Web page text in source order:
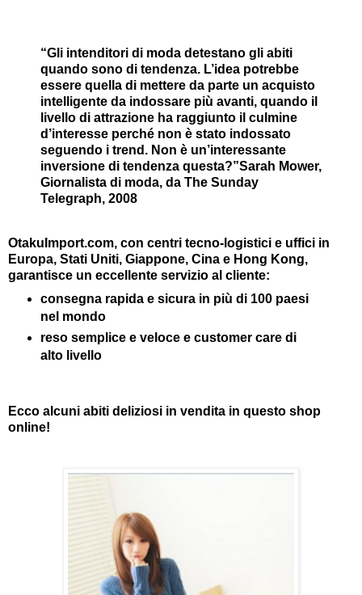
“Gli intenditori di moda detestano gli abiti
quando sono di tendenza. L’idea potrebbe
essere quella di mettere da parte un acquisto
intelligente da indossare più avanti, quando il
livello di attrazione ha raggiunto il culmine
d’interesse perché non è stato indossato
seguendo i trend. Non è un’interessante
inversione di tendenza questa?”Sarah Mower,
Giornalista di moda, da The Sunday
Telegraph, 2008
OtakuImport.com, con centri tecno-logistici e uffici in
Europa, Stati Uniti, Giappone, Cina e Hong Kong,
garantisce un eccellente servizio al cliente:
consegna rapida e sicura in più di 100 paesi
nel mondo
reso semplice e veloce e customer care di
alto livello
Ecco alcuni abiti deliziosi in vendita in questo shop
online!